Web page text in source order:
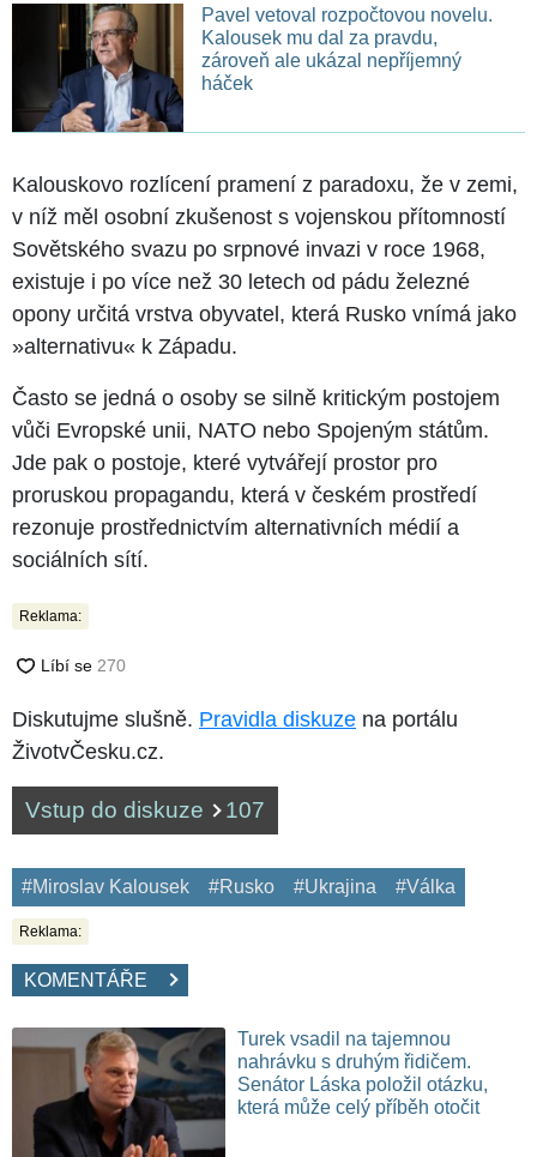
Pavel vetoval rozpočtovou novelu.
Kalousek mu dal za pravdu,
zároveň ale ukázal nepříjemný
háček
Kalouskovo rozlícení pramení z paradoxu, že v zemi,
v níž měl osobní zkušenost s vojenskou přítomností
Sovětského svazu po srpnové invazi v roce 1968,
existuje i po více než 30 letech od pádu železné
opony určitá vrstva obyvatel, která Rusko vnímá jako
»alternativu« k Západu.
Často se jedná o osoby se silně kritickým postojem
vůči Evropské unii, NATO nebo Spojeným státům.
Jde pak o postoje, které vytvářejí prostor pro
proruskou propagandu, která v českém prostředí
rezonuje prostřednictvím alternativních médií a
sociálních sítí.
Reklama:
Diskutujme slušně. Pravidla diskuze na portálu
ŽivotvČesku.cz.
Vstup do diskuze 107
#Miroslav Kalousek #Rusko #Ukrajina #Válka
Reklama:
KOMENTÁŘE
Turek vsadil na tajemnou
nahrávku s druhým řidičem.
Senátor Láska položil otázku,
která může celý příběh otočit